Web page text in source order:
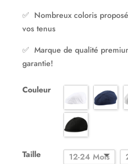
✅ Nombreux coloris
vos tenus
✅ Marque de qualité
garantie!
Couleur
Taille 12-24 Mois